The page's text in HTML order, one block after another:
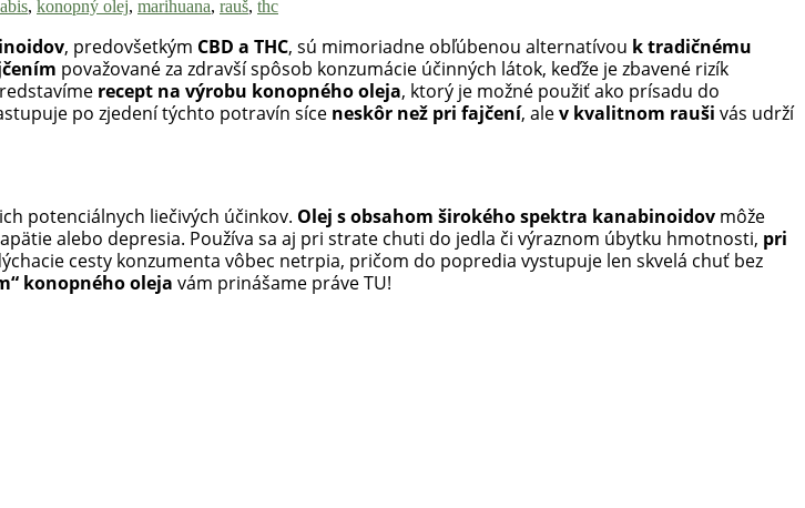
, konopný olej, marihuana, rauš, thc
, predovšetkým CBD a THC, sú mimoriadne obľúbenou alternatívou k tradičnému
považované za zdravší spôsob konzumácie účinných látok, keďže je zbavené rizík
recept na výrobu konopného oleja, ktorý je možné použiť ako prísadu do
po zjedení týchto potravín síce neskôr než pri fajčení, alev kvalitnom rauši vás udrží
potenciálnych liečivých účinkov. Olej s obsahom širokého spektra kanabinoidov môže
alebo depresia. Používa sa aj pri strate chuti do jedla či výraznom úbytku hmotnosti, pri
cesty konzumenta vôbec netrpia, pričom do popredia vystupuje len skvelá chuť bez
konopného oleja vám prinášame práve TU!